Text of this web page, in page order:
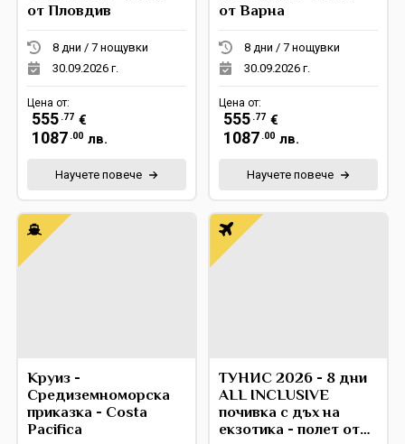
от Пловдив
8 дни / 7 нощувки
30.09.2026 г.
Цена от:
555 .77 €
1087 .00 лв.
Научете повече
от Варна
8 дни / 7 нощувки
30.09.2026 г.
Цена от:
555 .77 €
1087 .00 лв.
Научете повече
Круиз -
Средиземноморска
приказка - Costa
Pacifica
ТУНИС 2026 - 8 дни
ALL INCLUSIVE
почивка с дъх на
екзотика - полет от